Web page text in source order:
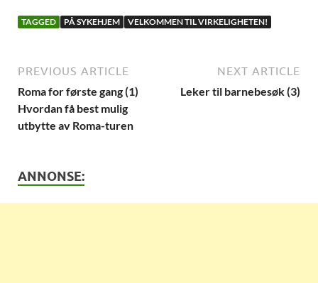
TAGGED PÅ SYKEHJEM VELKOMMEN TIL VIRKELIGHETEN!
PREVIOUS ARTICLE
Roma for første gang (1)
Hvordan få best mulig
utbytte av Roma-turen
NEXT ARTICLE
Leker til barnebesøk (3)
ANNONSE: